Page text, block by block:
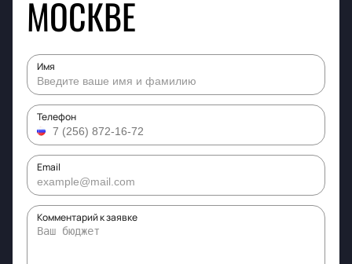
МОСКВЕ
Имя
Телефон
Email
Комментарий к заявке